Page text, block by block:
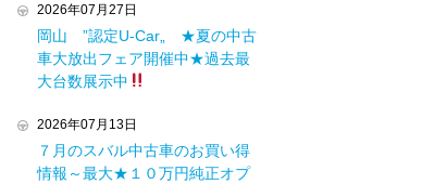
2026年07月27日
岡山 ”認定U-Car„ ★夏の中古
車大放出フェア開催中★過去最
大台数展示中
2026年07月13日
７月のスバル中古車のお買い得
情報～最大★１０万円純正オプ